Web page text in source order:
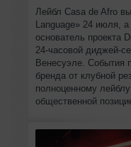
Лейбл Casa de Afro
Language» 24 июля,
основатель проекта
24‑часовой
Венесуэле. События
бренда от клубной
полноценному
общественной